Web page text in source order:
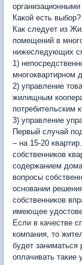
Какой есть выбор?
Как следует из
помещений в
нижеследующих
1)
многоквартирном
2) управление
жилищным
потребительским
3) управление
Первый случай
– на 15-20
собственников
содержанием
вопросы
основании
собственников
имеющее
Если в качестве
компания, то
будет
оплачивать